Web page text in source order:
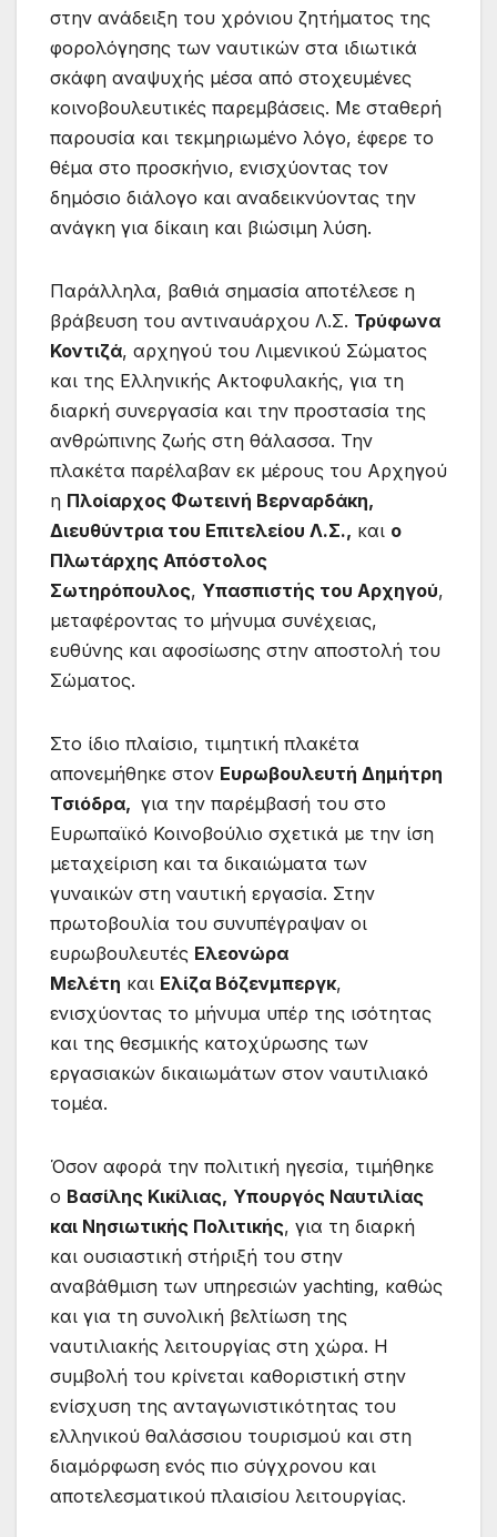
στην ανάδειξη του χρόνιου ζητήματος της
φορολόγησης των ναυτικών στα ιδιωτικά
σκάφη αναψυχής μέσα από στοχευμένες
κοινοβουλευτικές παρεμβάσεις. Με σταθερή
παρουσία και τεκμηριωμένο λόγο, έφερε το
θέμα στο προσκήνιο, ενισχύοντας τον
δημόσιο διάλογο και αναδεικνύοντας την
ανάγκη για δίκαιη και βιώσιμη λύση.
Παράλληλα, βαθιά σημασία αποτέλεσε η
βράβευση του αντιναυάρχου Λ.Σ. Τρύφωνα
Κοντιζά, αρχηγού του Λιμενικού Σώματος
και της Ελληνικής Ακτοφυλακής, για τη
διαρκή συνεργασία και την προστασία της
ανθρώπινης ζωής στη θάλασσα. Την
πλακέτα παρέλαβαν εκ μέρους του Αρχηγού
η Πλοίαρχος Φωτεινή Βερναρδάκη,
Διευθύντρια του Επιτελείου Λ.Σ., και ο
Πλωτάρχης Απόστολος
Σωτηρόπουλος, Υπασπιστής του Αρχηγού,
μεταφέροντας το μήνυμα συνέχειας,
ευθύνης και αφοσίωσης στην αποστολή του
Σώματος.
Στο ίδιο πλαίσιο, τιμητική πλακέτα
απονεμήθηκε στον Ευρωβουλευτή Δημήτρη
Τσιόδρα, για την παρέμβασή του στο
Ευρωπαϊκό Κοινοβούλιο σχετικά με την ίση
μεταχείριση και τα δικαιώματα των
γυναικών στη ναυτική εργασία. Στην
πρωτοβουλία του συνυπέγραψαν οι
ευρωβουλευτές Ελεονώρα
Μελέτη και Ελίζα Βόζενμπεργκ,
ενισχύοντας το μήνυμα υπέρ της ισότητας
και της θεσμικής κατοχύρωσης των
εργασιακών δικαιωμάτων στον ναυτιλιακό
τομέα.
Όσον αφορά την πολιτική ηγεσία, τιμήθηκε
ο Βασίλης Κικίλιας, Υπουργός Ναυτιλίας
και Νησιωτικής Πολιτικής, για τη διαρκή
και ουσιαστική στήριξή του στην
αναβάθμιση των υπηρεσιών yachting, καθώς
και για τη συνολική βελτίωση της
ναυτιλιακής λειτουργίας στη χώρα. Η
συμβολή του κρίνεται καθοριστική στην
ενίσχυση της ανταγωνιστικότητας του
ελληνικού θαλάσσιου τουρισμού και στη
διαμόρφωση ενός πιο σύγχρονου και
αποτελεσματικού πλαισίου λειτουργίας.